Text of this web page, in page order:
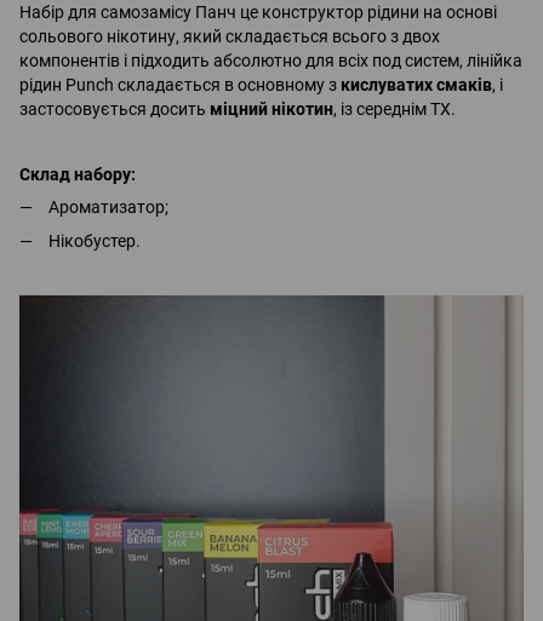
Набір для самозамісу Панч це конструктор рідини на основі
сольового нікотину, який складається всього з двох
компонентів і підходить абсолютно для всіх под систем, лінійка
рідин Punch складається в основному з кислуватих смаків, і
застосовується досить міцний нікотин, із середнім ТХ.
Склад набору:
Ароматизатор;
Нікобустер.